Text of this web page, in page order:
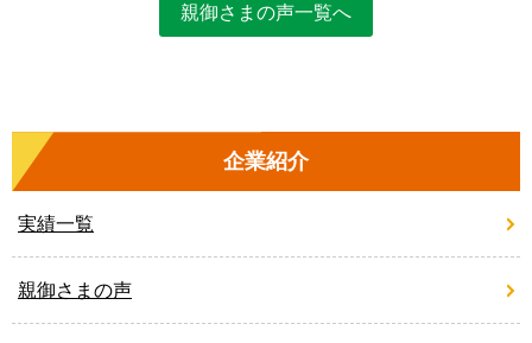
親御さまの声一覧へ
企業紹介
実績一覧
親御さまの声